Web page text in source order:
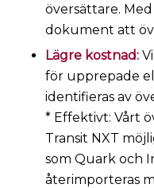
översättare.
dokument att
Lägre kostnad:
för upprepade
identifieras av
* Effektivt: Vårt
Transit NXT
som Quark och
återimporteras